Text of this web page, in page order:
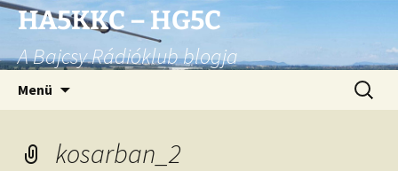
Ugrás
tartalomhoz
HA5KKC – HG5C
A Bajcsy Rádióklub blogja
Menü
kosarban_2